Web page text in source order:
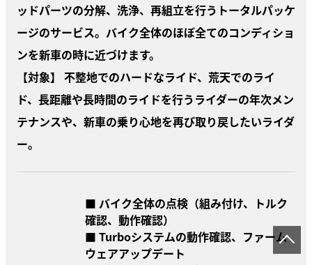
ッドパーツの分解、洗浄、再組立を行うトータルパッケ
ージのサービス。バイク全体のほぼ全てのコンディショ
ンを新車の時に近づけます。
【対象】 不整地でのハードなライド、荒天でのライ
ド、長距離や長時間のライドを行うライダーの年次メン
テナンスや、新車の乗り心地を再び取り戻したいライダ
ー。
■ バイク全体の点検（組み付け、トルク
確認、動作確認）
■ Turboシステムの動作確認、ファーム
ウェアアップデート